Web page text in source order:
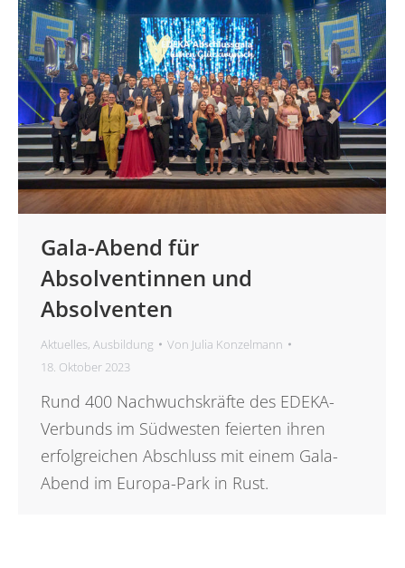
Gala-Abend für
Absolventinnen und
Absolventen
Aktuelles, Ausbildung Von Julia Konzelmann
18. Oktober 2023
Rund 400 Nachwuchskräfte des EDEKA-
Verbunds im Südwesten feierten ihren
erfolgreichen Abschluss mit einem Gala-
Abend im Europa-Park in Rust.